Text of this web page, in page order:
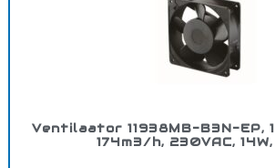
Ventilaator 11938MB-B3N-EP,
174m3/h, 230VAC, 14W,